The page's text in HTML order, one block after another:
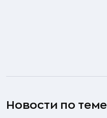
Новости по теме